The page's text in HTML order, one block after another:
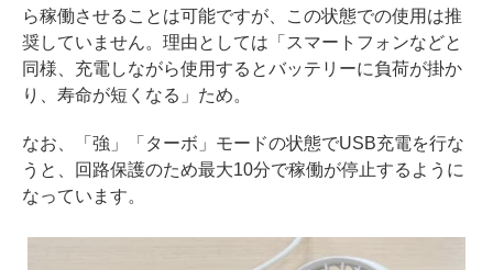
ら稼働させることは可能ですが、この状態での使用は推
奨していません。理由としては「スマートフォンなどと
同様、充電しながら使用するとバッテリーに負荷が掛か
り、寿命が短くなる」ため。
なお、「強」「ターボ」モードの状態でUSB充電を行な
うと、回路保護のため最大10分で稼働が停止するように
なっています。